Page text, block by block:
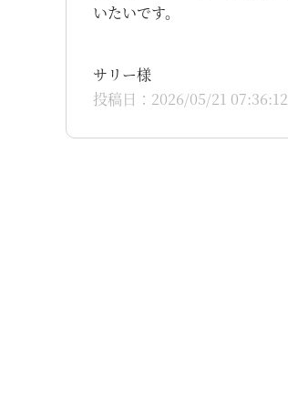
いたいです。
サリー様
投稿日：2026/05/21 07:36:12